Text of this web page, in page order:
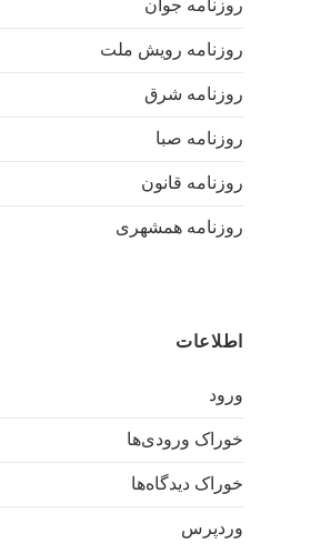
روزنامه جوان
روزنامه رویش ملت
روزنامه شرق
روزنامه صبا
روزنامه قانون
روزنامه همشهری
اطلاعات
ورود
خوراک ورودی‌ها
خوراک دیدگاه‌ها
وردپرس